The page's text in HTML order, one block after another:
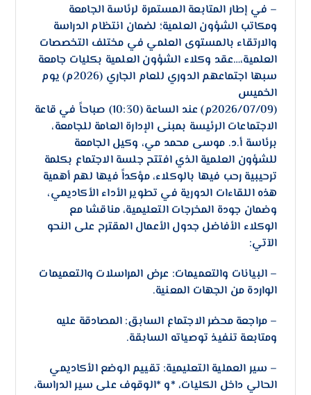
– ​في إطار المتابعة المستمرة لرئاسة الجامعة
ومكاتب الشؤون العلمية؛ لضمان انتظام الدراسة
والارتقاء بالمستوى العلمي في مختلف التخصصات
العلمية،…عقد وكلاء الشؤون العلمية بكليات جامعة
سبها اجتماعهم الدوري للعام الجاري (2026م) يوم
الخميس
(2026/07/09م) عند الساعة (10:30) صباحاً في قاعة
الاجتماعات الرئيسة بمبنى الإدارة العامة للجامعة،
برئاسة أ.د. موسى محمد مي، وكيل الجامعة
للشؤون العلمية الذي افتتح جلسة الاجتماع بكلمة
ترحيبية رحب فيها بالوكلاء، مؤكداً فيها لهم أهمية
هذه اللقاءات الدورية في تطوير الأداء الأكاديمي،
وضمان جودة المخرجات التعليمية، مناقشا مع
الوكلاء الأفاضل جدول الأعمال المقترح على النحو
الآتي:
– ​البيانات والتعميمات: عرض المراسلات والتعميمات
الواردة من الجهات المعنية.
– ​مراجعة محضر الاجتماع السابق: المصادقة عليه
ومتابعة تنفيذ توصياته السابقة.
– ​سير العملية التعليمية: تقييم الوضع الأكاديمي
الحالي داخل الكليات، *و *الوقوف على سير الدراسة،